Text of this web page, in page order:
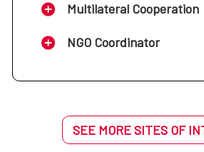
Multilateral Cooperation
NGO Coordinator
SEE MORE SITES OF